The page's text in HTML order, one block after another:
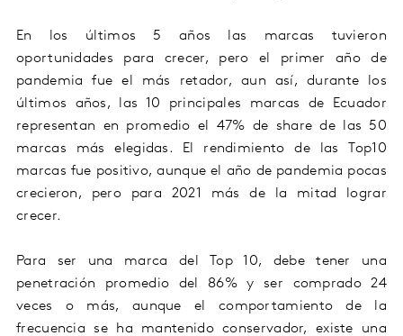
En los últimos 5 años las marcas tuvieron
oportunidades para crecer, pero el primer año de
pandemia fue el más retador, aun así, durante los
últimos años, las 10 principales marcas de Ecuador
representan en promedio el 47% de share de las 50
marcas más elegidas. El rendimiento de las Top10
marcas fue positivo, aunque el año de pandemia pocas
crecieron, pero para 2021 más de la mitad lograr
crecer.
Para ser una marca del Top 10, debe tener una
penetración promedio del 86% y ser comprado 24
veces o más, aunque el comportamiento de la
frecuencia se ha mantenido conservador, existe una